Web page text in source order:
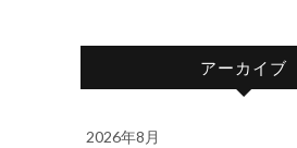
アーカイブ
2026年8月